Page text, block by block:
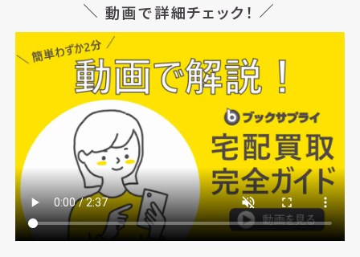
動画で詳細チェック！